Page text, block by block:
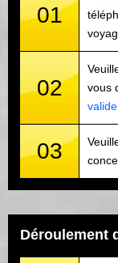
01
02
vous
valide
03
Déroulement